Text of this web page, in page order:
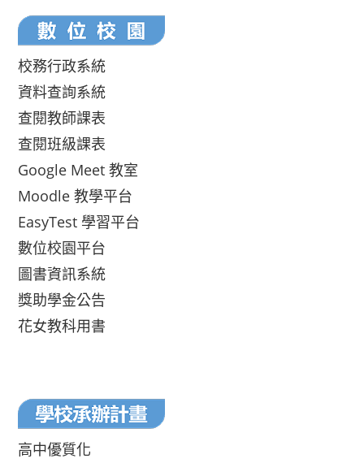
校務行政系統
資料查詢系統
查閱教師課表
查閱班級課表
Google Meet 教室
Moodle 教學平台
EasyTest 學習平台
數位校園平台
圖書資訊系統
獎助學金公告
花女教科用書
高中優質化